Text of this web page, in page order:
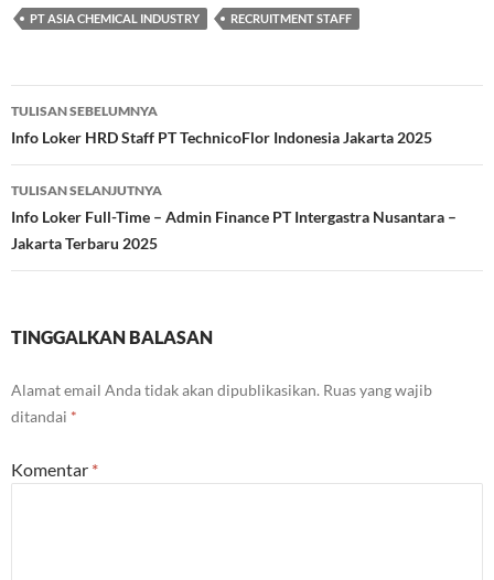
PT ASIA CHEMICAL INDUSTRY RECRUITMENT STAFF
Navigasi
Tulisan
TULISAN SEBELUMNYA
Info Loker HRD Staff PT TechnicoFlor Indonesia Jakarta 2025
TULISAN SELANJUTNYA
Info Loker Full-Time – Admin Finance PT Intergastra Nusantara –
Jakarta Terbaru 2025
TINGGALKAN BALASAN
Alamat email Anda tidak akan dipublikasikan. Ruas yang wajib
ditandai *
Komentar *